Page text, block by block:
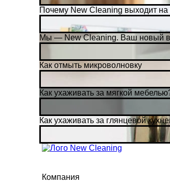
Почему New Cleaning выходит на
Мы — New Cleaning. Ваш новый
Как отмыть микроволновку
Как ухаживать за мягкой
Как ухаживать за глянцевой
Компания